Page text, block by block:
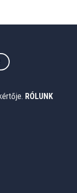
RÓLUNK